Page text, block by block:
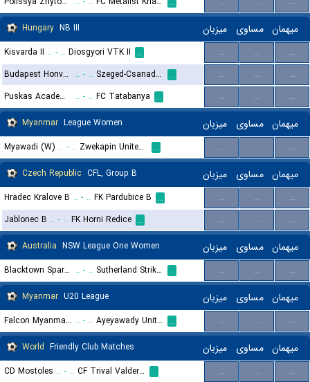
...
Hungary NB III میزبان مساوی میهمان
Kisvarda II .. - .. Diosgyori VTK II ... ... ...
...
Budapest Honved II
.. - .. Szeged-Csanad Grosics II ... ... ...
...
Puskas Academy II
.. - .. FC Tatabanya ... ... ...
...
Myanmar League Women میزبان مساوی میهمان
Myawadi (W) .. - .. Zwekapin United (W) ... ... ...
...
Czech Republic CFL, Group B میزبان مساوی میهمان
Hradec Kralove B .. - .. FK Pardubice B ... ... ...
...
Jablonec B .. - .. FK Horni Redice ... ... ...
...
Australia NSW League One Women میزبان مساوی میهمان
Blacktown Spartans FC (W) .. - .. Sutherland Strikers (W) ... ... ...
...
Myanmar U20 League میزبان مساوی میهمان
Falcon Myanmar U20 .. - .. Ayeyawady United U20 ... ... ...
...
World Friendly Club Matches میزبان مساوی میهمان
CD Mostoles .. - .. CF Trival Valderas Alcorcon ... ... ... ...